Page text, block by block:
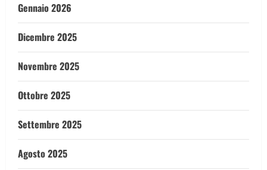
Gennaio 2026
Dicembre 2025
Novembre 2025
Ottobre 2025
Settembre 2025
Agosto 2025